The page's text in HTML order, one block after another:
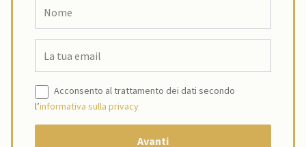
Acconsento al trattamento dei dati secondo
l’informativa sulla privacy